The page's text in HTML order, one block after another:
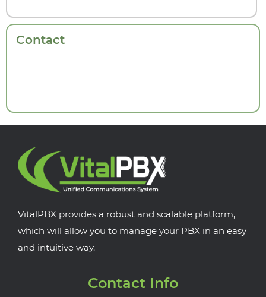
Contact
VitalPBX provides a robust and scalable platform,
which will allow you to manage your PBX in an easy
and intuitive way.
Contact Info